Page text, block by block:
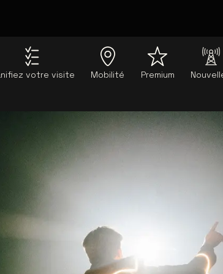
votre visite Mobilité Premium